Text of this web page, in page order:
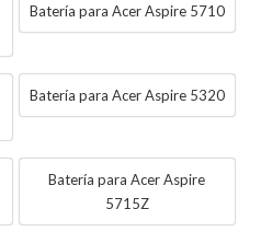
Batería para Acer Aspire 5710
Batería para Acer Aspire 5320
Batería para Acer Aspire
5715Z